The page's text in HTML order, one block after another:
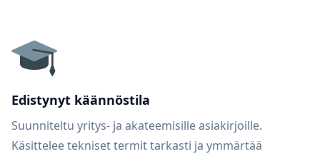
Edistynyt käännöstila
Suunniteltu yritys- ja akateemisille asiakirjoille.
Käsittelee tekniset termit tarkasti ja ymmärtää